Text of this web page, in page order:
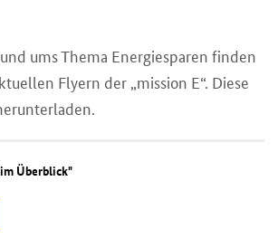
ums Thema Energiesparen finden
Flyern der „mission E“. Diese
Überblick"